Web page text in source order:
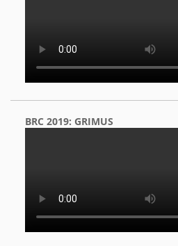
BRC 2019: GRIMUS